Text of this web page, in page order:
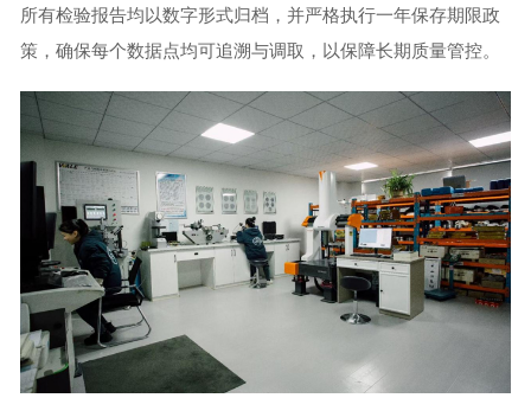
所有检验报告均以数字形式归档，并严格执行一年保存期限政
策，确保每个数据点均可追溯与调取，以保障长期质量管控。